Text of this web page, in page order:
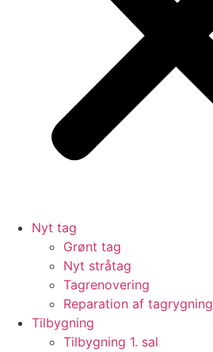
Nyt tag
Grønt tag
Nyt stråtag
Tagrenovering
Reparation af tagrygning
Tilbygning
Tilbygning 1. sal